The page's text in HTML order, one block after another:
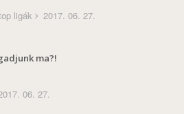
ligák 2017. 06. 27.
ma?!
06. 27.